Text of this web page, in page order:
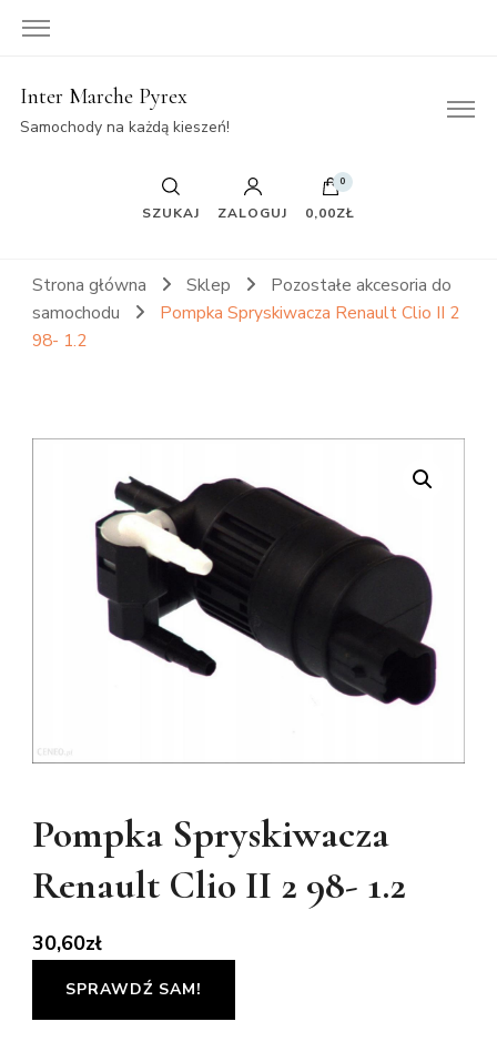
Inter Marche Pyrex
Samochody na każdą kieszeń!
SZUKAJ ZALOGUJ
0
0,00ZŁ
Strona główna Sklep
Pozostałe akcesoria do
samochodu
Pompka Spryskiwacza Renault Clio II 2
98- 1.2
Pompka Spryskiwacza
Renault Clio II 2 98- 1.2
30,60zł
SPRAWDŹ SAM!